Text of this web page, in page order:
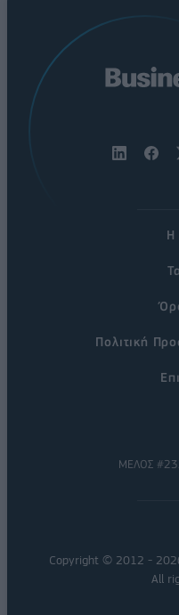
Η
Πολιτική
ΜΕΛΟΣ
Copyright © 2012 -
All